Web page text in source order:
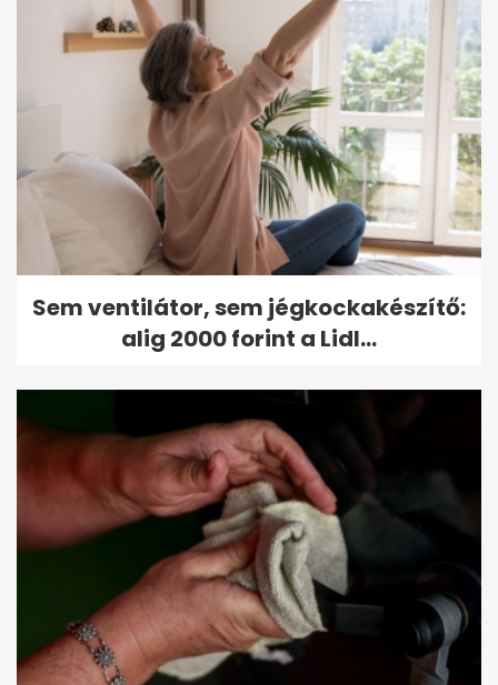
Sem ventilátor, sem jégkockakészítő:
alig 2000 forint a Lidl...